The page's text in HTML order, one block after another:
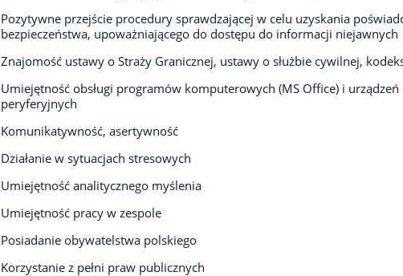
Pozytywne przejście procedury sprawdzającej w celu uzyskania
bezpieczeństwa, upoważniającego do dostępu do informacji niejawnych
Znajomość ustawy o Straży Granicznej, ustawy o służbie cywilnej,
Umiejętność obsługi programów komputerowych (MS Office) i urządzeń
peryferyjnych
Komunikatywność, asertywność
Działanie w sytuacjach stresowych
Umiejętność analitycznego myślenia
Umiejętność pracy w zespole
Posiadanie obywatelstwa polskiego
Korzystanie z pełni praw publicznych